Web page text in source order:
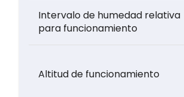
Intervalo de humedad relativa
para funcionamiento
Altitud de funcionamiento